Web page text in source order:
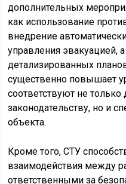
дополнительных
как использование
внедрение
управления эвакуацией,
детализированных
существенно повышает
соответствуют не
законодательству, но и
объекта.
Кроме того, СТУ
взаимодействия между
ответственными за